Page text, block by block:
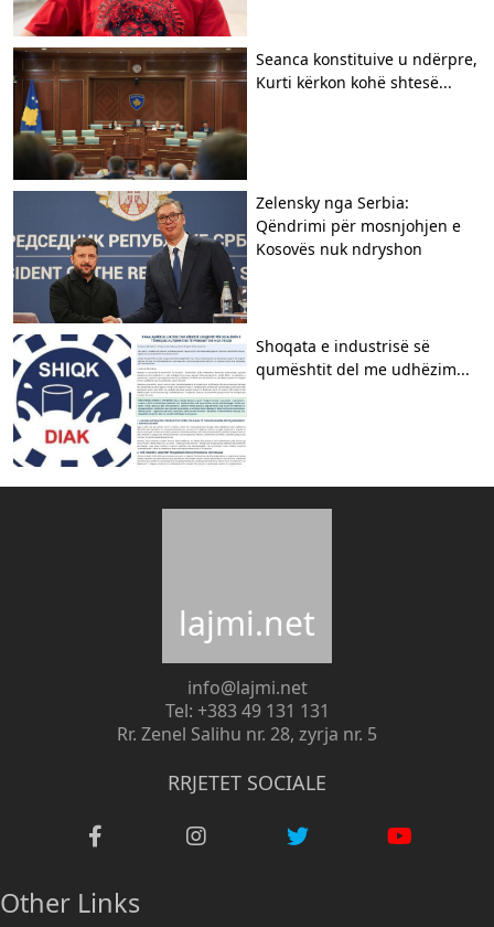
Seanca konstituive u ndërpre,
Kurti kërkon kohë shtesë...
Zelensky nga Serbia:
Qëndrimi për mosnjohjen e
Kosovës nuk ndryshon
Shoqata e industrisë së
qumështit del me udhëzim...
lajmi.net
info@lajmi.net
Tel: +383 49 131 131
Rr. Zenel Salihu nr. 28, zyrja nr. 5
RRJETET SOCIALE
Other Links